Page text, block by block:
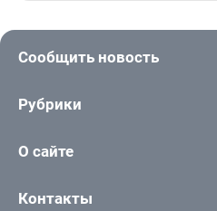
Сообщить новость
Рубрики
О сайте
Контакты